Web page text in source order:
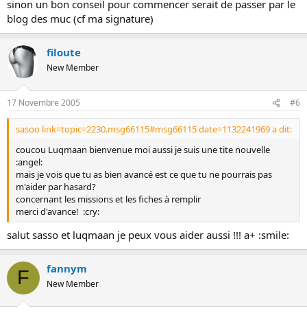
sinon un bon conseil pour commencer serait de passer par le
blog des muc (cf ma signature)
filoute
New Member
17 Novembre 2005 #6
sasoo link=topic=2230.msg66115#msg66115 date=1132241969 a dit:
coucou Luqmaan bienvenue moi aussi je suis une tite nouvelle
:angel:
mais je vois que tu as bien avancé est ce que tu ne pourrais pas
m'aider par hasard?
concernant les missions et les fiches à remplir
merci d'avance! :cry:
salut sasso et luqmaan je peux vous aider aussi !!! a+ :smile:
F fannym
New Member